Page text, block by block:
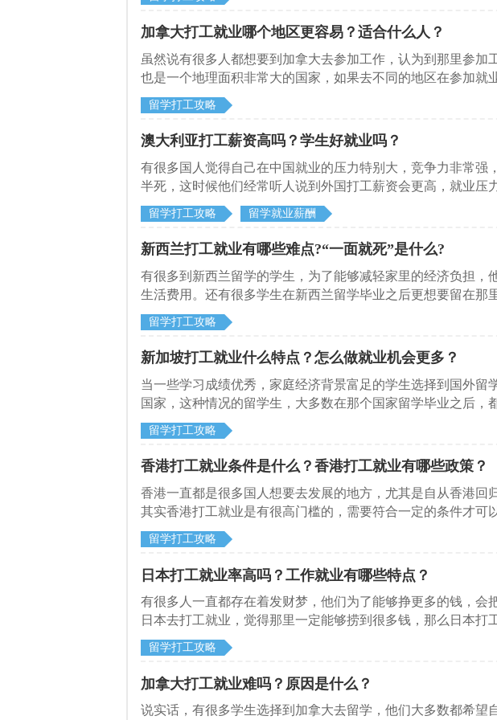
加拿大打工就业哪个地区更容易？适合什么人？
虽然说有很多人都想要到加拿大去参加工作，认为到那里参加
也是一个地理面积非常大的国家，如果去不同的地区在参加就
留学打工攻略
澳大利亚打工薪资高吗？学生好就业吗？
有很多国人觉得自己在中国就业的压力特别大，竞争力非常强
半死，这时候他们经常听人说到外国打工薪资会更高，就业压
留学打工攻略 留学就业薪酬
新西兰打工就业有哪些难点?“一面就死”是什么?
有很多到新西兰留学的学生，为了能够减轻家里的经济负担，
生活费用。还有很多学生在新西兰留学毕业之后更想要留在那
留学打工攻略
新加坡打工就业什么特点？怎么做就业机会更多？
当一些学习成绩优秀，家庭经济背景富足的学生选择到国外留
国家，这种情况的留学生，大多数在那个国家留学毕业之后，
留学打工攻略
香港打工就业条件是什么？香港打工就业有哪些政策？
香港一直都是很多国人想要去发展的地方，尤其是自从香港回
其实香港打工就业是有很高门槛的，需要符合一定的条件才可
打工就业必须条件是什么？
留学打工攻略
日本打工就业率高吗？工作就业有哪些特点？
有很多人一直都存在着发财梦，他们为了能够挣更多的钱，会
日本去打工就业，觉得那里一定能够捞到很多钱，那么日本打
留学打工攻略
加拿大打工就业难吗？原因是什么？
说实话，有很多学生选择到加拿大去留学，他们大多数都希望